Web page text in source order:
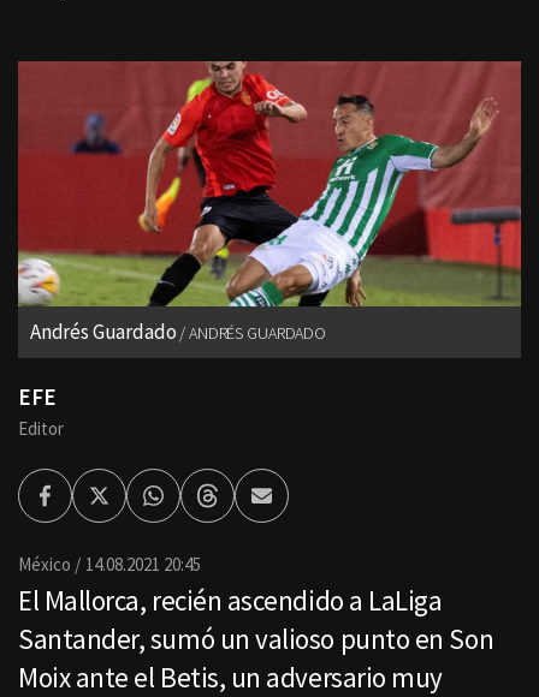
Andrés Guardado ANDRÉS GUARDADO
EFE
Editor
FacebookTwitterWhatsappThreadsEnviar
por
México 14.08.2021 20:45
El Mallorca, recién ascendido a LaLiga
Santander, sumó un valioso punto en Son
Moix ante el Betis, un adversario muy